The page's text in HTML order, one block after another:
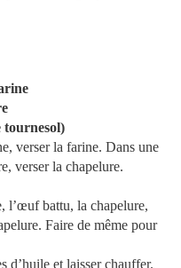
tournesol)
verser la farine. Dans une
verser la chapelure.
l’œuf battu, la chapelure,
Faire de même pour
d’huile et laisser chauffer.